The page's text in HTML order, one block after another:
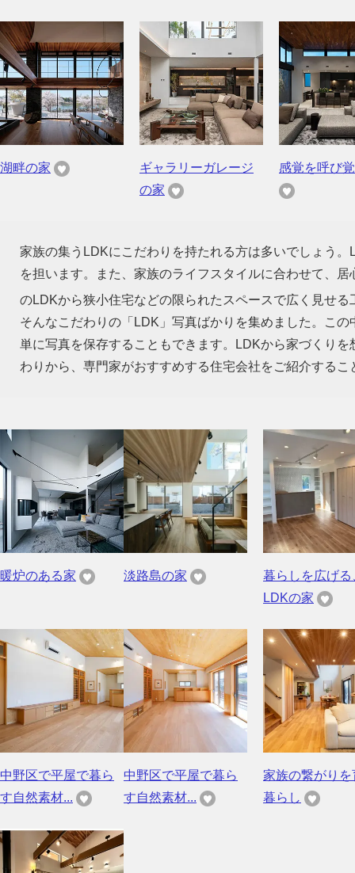
湖畔の家
ギャラリーガレージ
の家
感覚を呼び
家族の集うLDKにこだわりを持たれる方は多いでしょう
を担います。また、家族のライフスタイルに合わせて、
のLDKから狭小住宅などの限られたスペースで広く見せ
そんなこだわりの「LDK」写真ばかりを集めました。こ
単に写真を保存することもできます。LDKから家づくり
わりから、専門家がおすすめする住宅会社をご紹介するこ
暖炉のある家 淡路島の家
暮らしを広げる
LDKの家
中野区で平屋で暮ら
す自然素材...
中野区で平屋で暮ら
す自然素材...
家族の繋がりを
暮らし